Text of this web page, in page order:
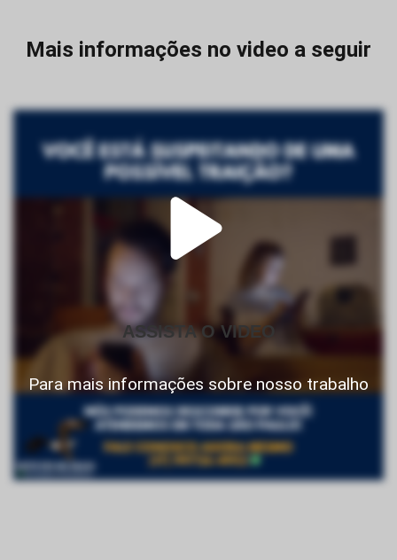
Mais informações no video a seguir
ASSISTA O VIDEO
Para mais informações sobre nosso trabalho